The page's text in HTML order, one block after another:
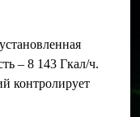
– 8 143 Гкал/ч.
контролирует